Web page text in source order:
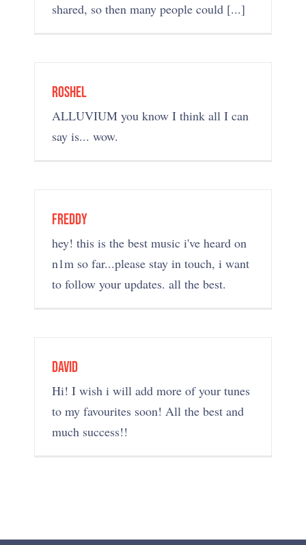
shared, so then many people could [...]
roshel
ALLUVIUM you know I think all I can
say is... wow.
Freddy
hey! this is the best music i've heard on
n1m so far...please stay in touch, i want
to follow your updates. all the best.
david
Hi! I wish i will add more of your tunes
to my favourites soon! All the best and
much success!!